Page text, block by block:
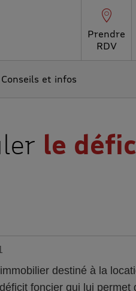
Prendre
RDV
Conseils et infos
le
destiné à la
foncier qui lui permet